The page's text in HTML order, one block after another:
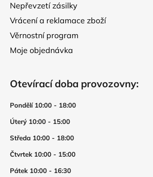
Nepřevzetí zásilky
Vrácení a reklamace zboží
Věrnostní program
Moje objednávka
Otevírací doba provozovny:
Pondělí 10:00 - 18:00
Úterý 10:00 - 15:00
Středa 10:00 - 18:00
Čtvrtek 10:00 - 15:00
Pátek 10:00 - 16:30